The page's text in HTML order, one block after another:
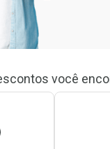
você